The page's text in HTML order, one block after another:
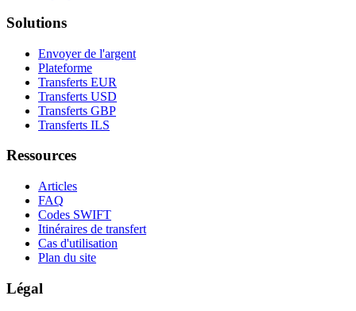
Solutions
Envoyer de l'argent
Plateforme
Transferts EUR
Transferts USD
Transferts GBP
Transferts ILS
Ressources
Articles
FAQ
Codes SWIFT
Itinéraires de transfert
Cas d'utilisation
Plan du site
Légal